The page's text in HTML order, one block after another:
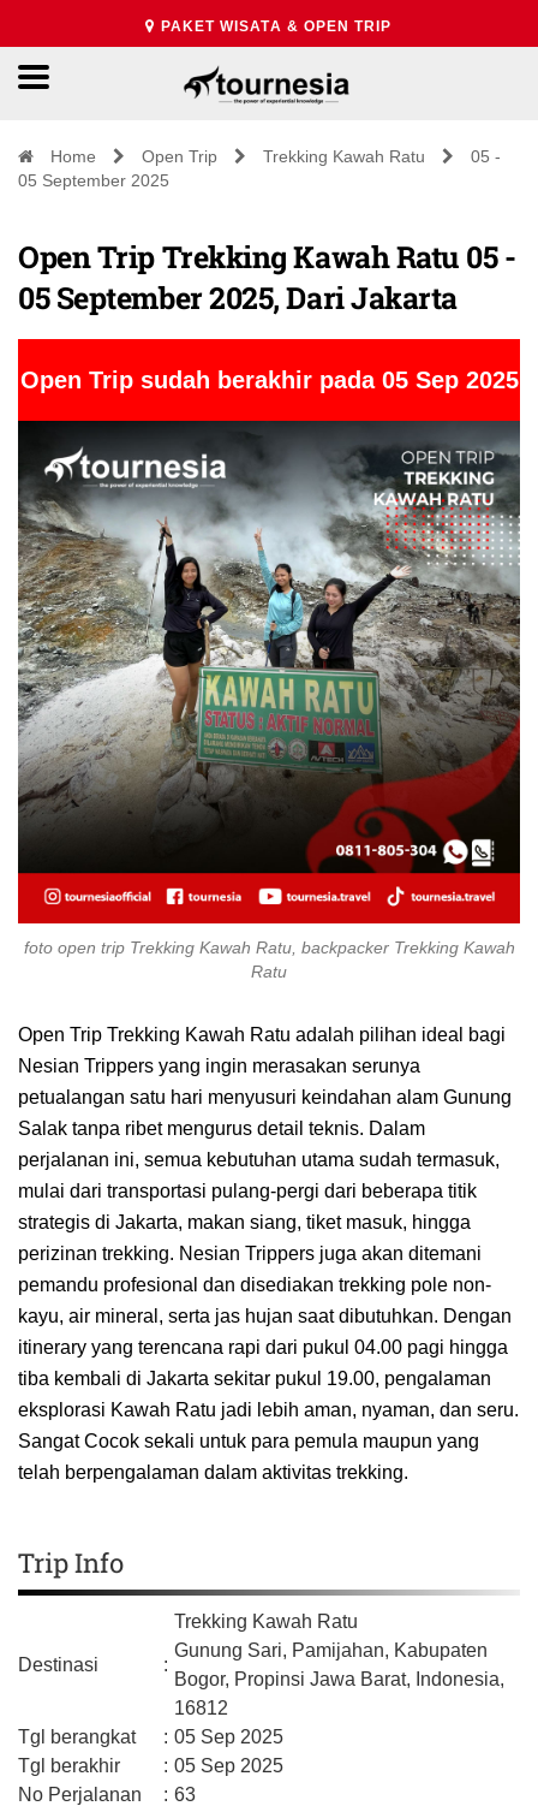
PAKET WISATA & OPEN TRIP
Home Open Trip Trekking Kawah Ratu
05 -
05 September 2025
Open Trip Trekking Kawah Ratu 05 -
05 September 2025, Dari Jakarta
Open Trip sudah berakhir pada 05 Sep 2025
foto open trip Trekking Kawah Ratu, backpacker Trekking Kawah
Ratu
Open Trip Trekking Kawah Ratu adalah pilihan ideal bagi
Nesian Trippers yang ingin merasakan serunya
petualangan satu hari menyusuri keindahan alam Gunung
Salak tanpa ribet mengurus detail teknis. Dalam
perjalanan ini, semua kebutuhan utama sudah termasuk,
mulai dari transportasi pulang-pergi dari beberapa titik
strategis di Jakarta, makan siang, tiket masuk, hingga
perizinan trekking. Nesian Trippers juga akan ditemani
pemandu profesional dan disediakan trekking pole non-
kayu, air mineral, serta jas hujan saat dibutuhkan. Dengan
itinerary yang terencana rapi dari pukul 04.00 pagi hingga
tiba kembali di Jakarta sekitar pukul 19.00, pengalaman
eksplorasi Kawah Ratu jadi lebih aman, nyaman, dan seru.
Sangat Cocok sekali untuk para pemula maupun yang
telah berpengalaman dalam aktivitas trekking.
Trip Info
Destinasi :
Trekking Kawah Ratu
Gunung Sari, Pamijahan, Kabupaten
Bogor, Propinsi Jawa Barat, Indonesia,
16812
Tgl berangkat
: 05 Sep 2025
Tgl berakhir
: 05 Sep 2025
No Perjalanan
: 63